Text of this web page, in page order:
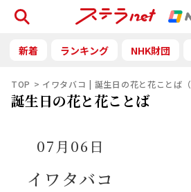
検索
新着 ランキング NHK財団
TOP イワタバコ | 誕生日の花と花ことば（
誕生日の花と花ことば
07月06日
イワタバコ